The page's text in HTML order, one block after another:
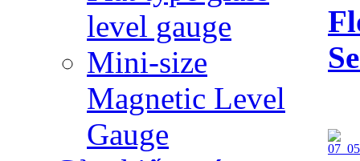
level gauge
Mini-size
Magnetic Level
Gauge